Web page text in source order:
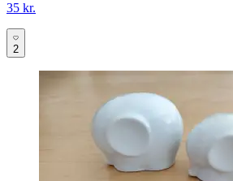
35 kr.
2